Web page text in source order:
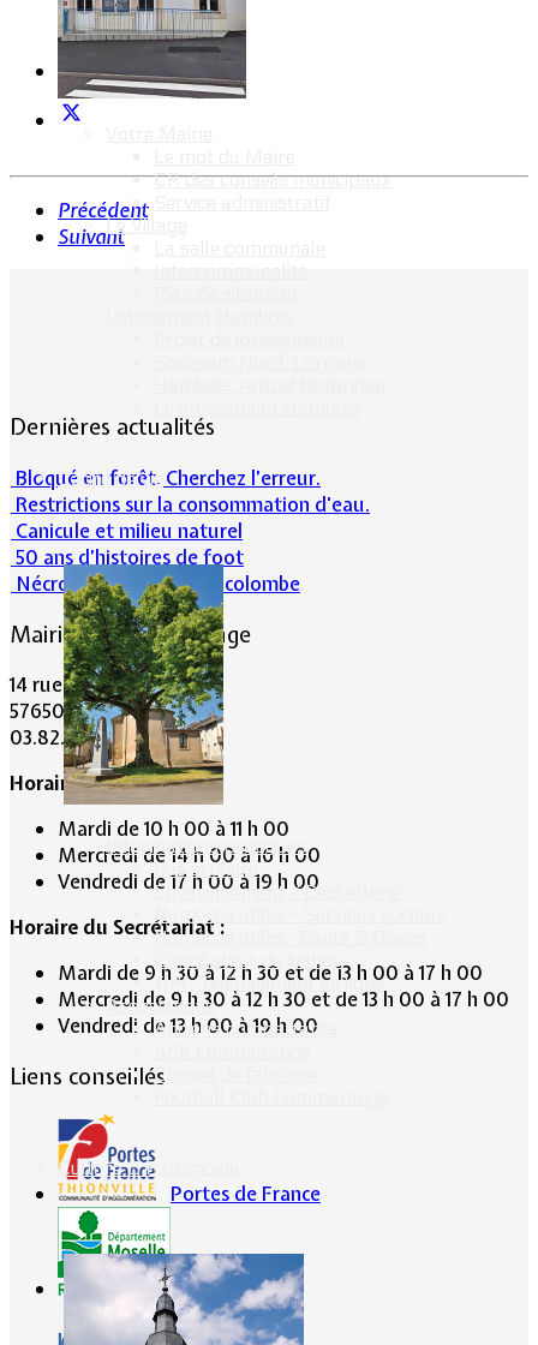
CR des conseils municipaux
Le Village
Cadre de vie
Informations pratiques
Bus scolaire
Environnement / Déchetterie
Numéros utiles - Services sociaux
Numéros utiles -Santé & Divers
Conciliateur de justice
TIPI : Télépaiement en ligne
Associations
Anciens combattants
Conseil de fabrique
Culture & Patrimoine
Précédent
Suivant
Dernières actualités
Bloqué en forêt. Cherchez l’erreur.
Restrictions sur la consommation d'eau.
Canicule et milieu naturel
50 ans d’histoires de foot
Nécrologie : Norbert Lacolombe
Mairie de Lommerange
14 rue Maréchal Joffre
57650 LOMMERANGE
03.82.84.81.48
Horaire de la Mairie:
Mardi de 10 h 00 à 11 h 00
Mercredi de 14 h 00 à 16 h 00
Vendredi de 17 h 00 à 19 h 00
Horaire du Secrétariat :
Mardi de 9 h 30 à 12 h 30 et de 13 h 00 à 17 h 00
Mercredi de 9 h 30 à 12 h 30 et de 13 h 00 à 17 h 00
Vendredi de 13 h 00 à 19 h 00
Liens conseillés
Portes de France
CG57